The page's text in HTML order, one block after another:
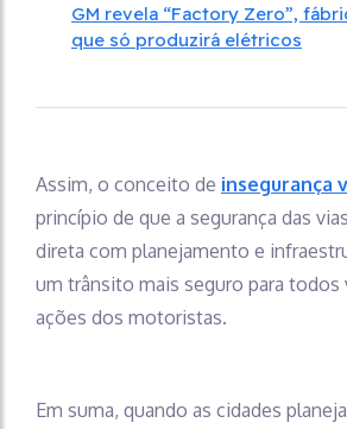
GM revela “Factory Zero”,
que só produzirá elétricos
Assim, o conceito de insegurança
princípio de que a segurança das
direta com planejamento e
um trânsito mais seguro para todos
ações dos motoristas.
Em suma, quando as cidades